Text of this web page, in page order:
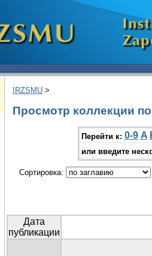
IRZSMU >
Просмотр коллекции
Перейти к: 0-9 A
или введите
Сортировка:
Дата
публикации